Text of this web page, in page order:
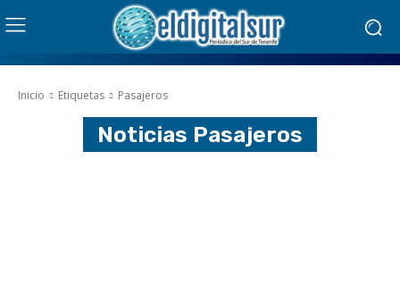
Inicio Etiquetas Pasajeros
Noticias Pasajeros